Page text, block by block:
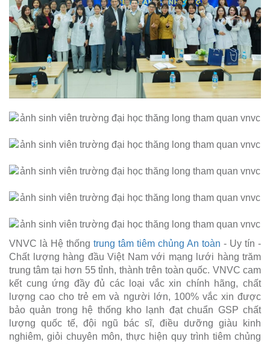
VNVC là Hệ thống trung tâm tiêm chủng An toàn - Uy tín -
Chất lượng hàng đầu Việt Nam với mạng lưới hàng trăm
trung tâm tại hơn 55 tỉnh, thành trên toàn quốc. VNVC cam
kết cung ứng đầy đủ các loại vắc xin chính hãng, chất
lượng cao cho trẻ em và người lớn, 100% vắc xin được
bảo quản trong hệ thống kho lạnh đạt chuẩn GSP chất
lượng quốc tế, đội ngũ bác sĩ, điều dưỡng giàu kinh
nghiêm, giỏi chuyên môn, thực hiện quy trình tiêm chủng